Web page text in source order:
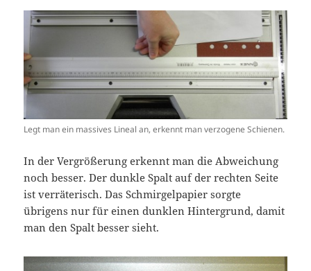
Legt man ein massives Lineal an, erkennt man verzogene Schienen.
In der Vergrößerung erkennt man die Abweichung
noch besser. Der dunkle Spalt auf der rechten Seite
ist verräterisch. Das Schmirgelpapier sorgte
übrigens nur für einen dunklen Hintergrund, damit
man den Spalt besser sieht.